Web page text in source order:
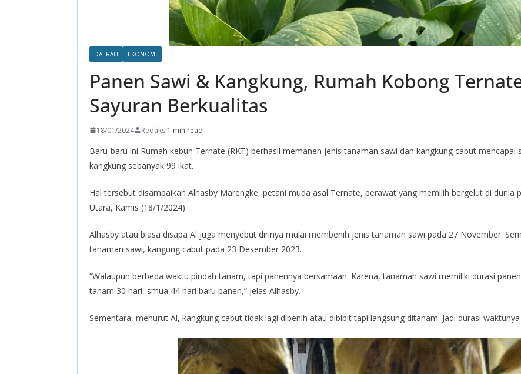
DAERAH EKONOMI
Panen Sawi & Kangkung, Rumah Kobong
Sayuran Berkualitas
18/01/2024 Redaksi1 min read
Baru-baru ini Rumah kebun Ternate (RKT) berhasil memanen jenis tanaman sawi dan kangkung cabut
kangkung sebanyak 99 ikat.
Hal tersebut disampaikan Alhasby Marengke, petani muda asal Ternate, perawat yang memilih bergelut di dunia
Utara, Kamis (18/1/2024).
Alhasby atau biasa disapa Al juga menyebut dirinya mulai membenih jenis tanaman sawi pada 27 November.
tanaman sawi, kangung cabut pada 23 Desember 2023.
“Walaupun berbeda waktu pindah tanam, tapi panennya bersamaan. Karena, tanaman sawi memiliki durasi
tanam 30 hari, smua 44 hari baru panen,” jelas Alhasby.
Sementara, menurut Al, kangkung cabut tidak lagi dibenih atau dibibit tapi langsung ditanam. Jadi durasi